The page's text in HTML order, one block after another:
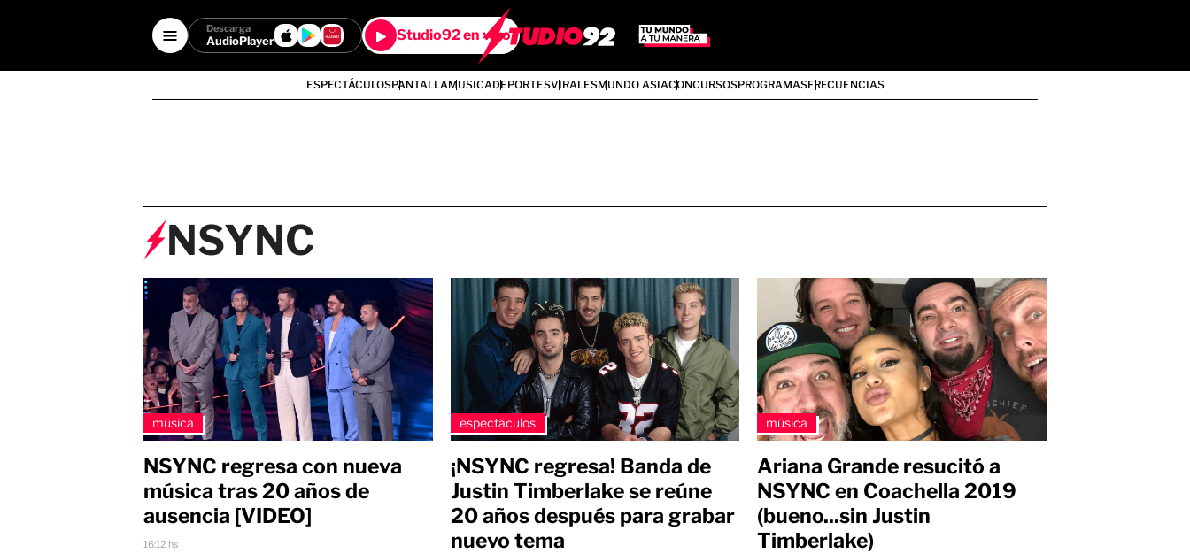
Descarga
AudioPlayer Studio92 en vivo
ESPECTÁCULOSPANTALLAMUSICADEPORTESVIRALESMUNDO ASIACONCURSOSPROGRAMASFRECUENCIAS
NSYNC
música
NSYNC regresa con nueva
música tras 20 años de
ausencia [VIDEO]
16:12 hs
espectáculos
¡NSYNC regresa! Banda de
Justin Timberlake se reúne
20 años después para grabar
nuevo tema
música
Ariana Grande resucitó a
NSYNC en Coachella 2019
(bueno...sin Justin
Timberlake)